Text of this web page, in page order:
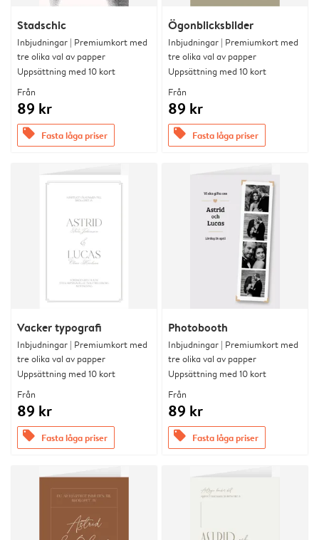
Stadschic
Inbjudningar | Premiumkort med
tre olika val av papper
Uppsättning med 10 kort
Från
89 kr
offers Fasta låga priser
Ögonblicksbilder
Inbjudningar | Premiumkort med
tre olika val av papper
Uppsättning med 10 kort
Från
89 kr
offers Fasta låga priser
Vacker typografi
Inbjudningar | Premiumkort med
tre olika val av papper
Uppsättning med 10 kort
Från
89 kr
offers Fasta låga priser
Photobooth
Inbjudningar | Premiumkort med
tre olika val av papper
Uppsättning med 10 kort
Från
89 kr
offers Fasta låga priser